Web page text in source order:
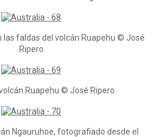
las faldas del volcán Ruapehu © José
Ripero
Ruapehu © José Ripero
Ngauruhoe, fotografiado desde el